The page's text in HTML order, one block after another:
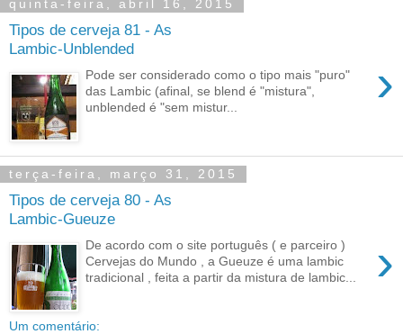
quinta-feira, abril 16, 2015
Tipos de cerveja 81 - As
Lambic-Unblended
›
Pode ser considerado como o tipo mais "puro"
das Lambic (afinal, se blend é "mistura",
unblended é "sem mistur...
terça-feira, março 31, 2015
Tipos de cerveja 80 - As
Lambic-Gueuze
›
De acordo com o site português ( e parceiro )
Cervejas do Mundo , a Gueuze é uma lambic
tradicional , feita a partir da mistura de lambic...
Um comentário: